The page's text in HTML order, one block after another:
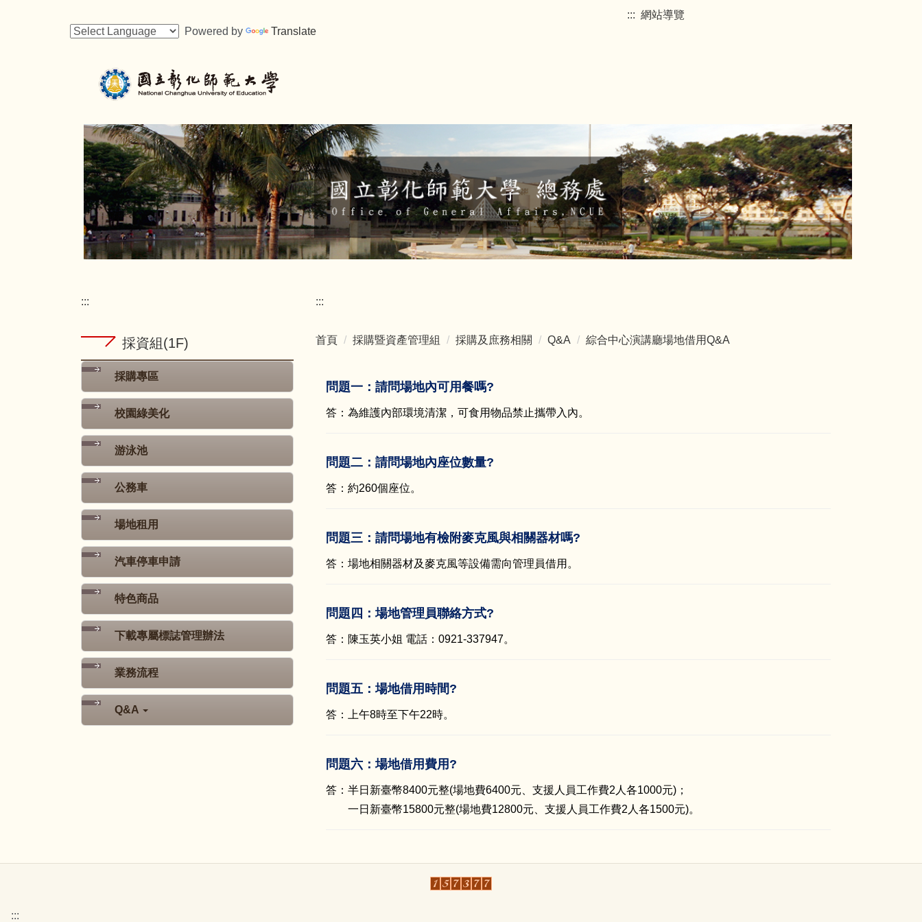
::: 網站導覽
Powered by
Translate
:::
採資組(1F)
採購專區
校園綠美化
游泳池
公務車
場地租用
汽車停車申請
特色商品
下載專屬標誌管理辦法
業務流程
Q&A
:::
首頁 採購暨資產管理組 採購及庶務相關 Q&A 綜合中心演講廳場地借用Q&A
問題一：請問場地內可用餐嗎?
答：為維護內部環境清潔，可食用物品禁止攜帶入內。
問題二：請問場地內座位數量?
答：約260個座位。
問題三：請問場地有檢附麥克風與相關器材嗎?
答：場地相關器材及麥克風等設備需向管理員借用。
問題四：場地管理員聯絡方式?
答：陳玉英小姐 電話：0921-337947。
問題五：場地借用時間?
答：上午8時至下午22時。
問題六：場地借用費用?
答：半日新臺幣8400元整(場地費6400元、支援人員工作費2人各1000元)；
一日新臺幣15800元整(場地費12800元、支援人員工作費2人各1500元)。
:::